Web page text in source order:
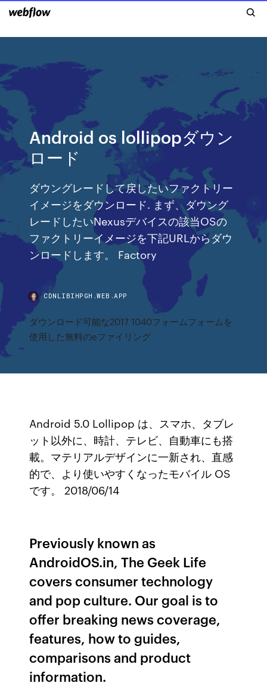
Android os lollipopダウン
ロード
ダウングレードして戻したいファクトリー
イメージをダウンロード. まず、ダウング
レードしたいNexusデバイスの該当OSの
ファクトリーイメージを下記URLからダウ
ンロードします。 Factory
CDNLIBIHPGH.WEB.APP
ダウンロード可能な2017 1040フォームフォームを
使用した無料のeファイリング
Android 5.0 Lollipop は、スマホ、タブレ
ット以外に、時計、テレビ、自動車にも搭
載。マテリアルデザインに一新され、直感
的で、より使いやすくなったモバイル OS
です。 2018/06/14
Previously known as
AndroidOS.in, The Geek Life
covers consumer technology
and pop culture. Our goal is to
offer breaking news coverage,
features, how to guides,
comparisons and product
information.